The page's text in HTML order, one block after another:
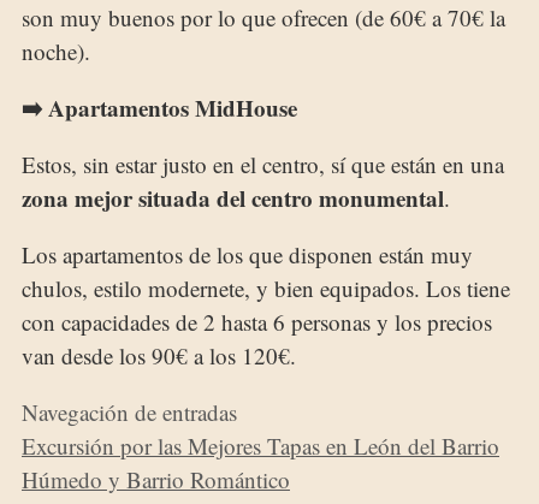
son muy buenos por lo que ofrecen (de 60€ a 70€ la
noche).
➡️ Apartamentos MidHouse
Estos, sin estar justo en el centro, sí que están en una
zona mejor situada del centro monumental.
Los apartamentos de los que disponen están muy
chulos, estilo modernete, y bien equipados. Los tiene
con capacidades de 2 hasta 6 personas y los precios
van desde los 90€ a los 120€.
Navegación de entradas
Excursión por las Mejores Tapas en León del Barrio
Húmedo y Barrio Romántico